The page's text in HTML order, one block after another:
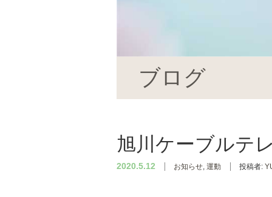
ブログ
旭川ケーブルテ
2020.5.12 お知らせ 運動 投稿者: